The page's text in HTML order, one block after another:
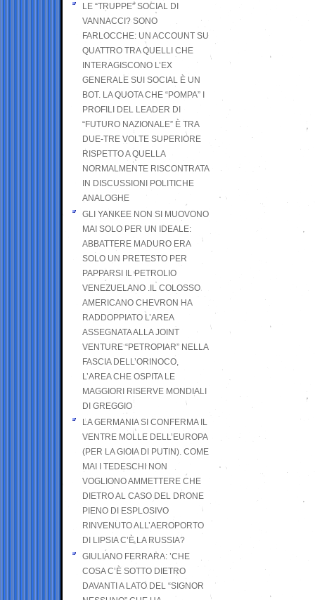
LE “TRUPPE” SOCIAL DI
VANNACCI? SONO
FARLOCCHE: UN ACCOUNT SU
QUATTRO TRA QUELLI CHE
INTERAGISCONO L’EX
GENERALE SUI SOCIAL È UN
BOT. LA QUOTA CHE “POMPA” I
PROFILI DEL LEADER DI
“FUTURO NAZIONALE” È TRA
DUE-TRE VOLTE SUPERIORE
RISPETTO A QUELLA
NORMALMENTE RISCONTRATA
IN DISCUSSIONI POLITICHE
ANALOGHE
GLI YANKEE NON SI MUOVONO
MAI SOLO PER UN IDEALE:
ABBATTERE MADURO ERA
SOLO UN PRETESTO PER
PAPPARSI IL PETROLIO
VENEZUELANO .IL COLOSSO
AMERICANO CHEVRON HA
RADDOPPIATO L’AREA
ASSEGNATA ALLA JOINT
VENTURE “PETROPIAR” NELLA
FASCIA DELL’ORINOCO,
L’AREA CHE OSPITA LE
MAGGIORI RISERVE MONDIALI
DI GREGGIO
LA GERMANIA SI CONFERMA IL
VENTRE MOLLE DELL’EUROPA
(PER LA GIOIA DI PUTIN). COME
MAI I TEDESCHI NON
VOGLIONO AMMETTERE CHE
DIETRO AL CASO DEL DRONE
PIENO DI ESPLOSIVO
RINVENUTO ALL’AEROPORTO
DI LIPSIA C’È LA RUSSIA?
GIULIANO FERRARA: ’CHE
COSA C’È SOTTO DIETRO
DAVANTI A LATO DEL “SIGNOR